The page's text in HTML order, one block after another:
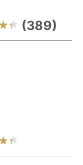
(389)